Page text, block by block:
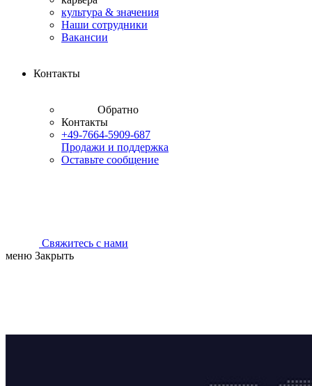
культура & значения
Наши сотрудники
Вакансии
Контакты
Обратно
Контакты
+49-7664-5909-687
Продажи и поддержка
Оставьте сообщение
Свяжитесь с нами
меню Закрыть